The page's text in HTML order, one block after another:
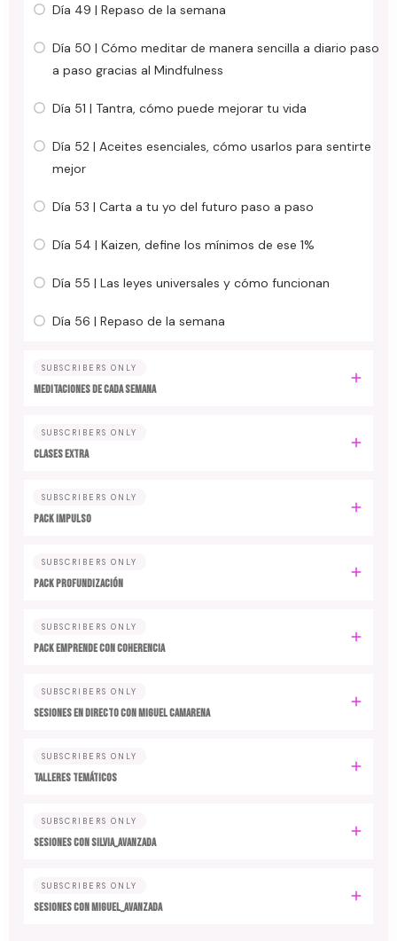
Día 49 | Repaso de la semana
Día 50 | Cómo meditar de manera sencilla a diario paso
a paso gracias al Mindfulness
Día 51 | Tantra, cómo puede mejorar tu vida
Día 52 | Aceites esenciales, cómo usarlos para sentirte
mejor
Día 53 | Carta a tu yo del futuro paso a paso
Día 54 | Kaizen, define los mínimos de ese 1%
Día 55 | Las leyes universales y cómo funcionan
Día 56 | Repaso de la semana
SUBSCRIBERS ONLY
MEDITACIONES DE CADA SEMANA
SUBSCRIBERS ONLY
CLASES EXTRA
SUBSCRIBERS ONLY
PACK IMPULSO
SUBSCRIBERS ONLY
PACK PROFUNDIZACIÓN
SUBSCRIBERS ONLY
PACK EMPRENDE CON COHERENCIA
SUBSCRIBERS ONLY
SESIONES EN DIRECTO CON MIGUEL CAMARENA
SUBSCRIBERS ONLY
TALLERES TEMÁTICOS
SUBSCRIBERS ONLY
SESIONES CON SILVIA_AVANZADA
SUBSCRIBERS ONLY
SESIONES CON MIGUEL_AVANZADA